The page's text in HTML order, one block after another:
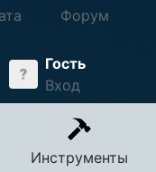
Форум
Гость
Вход
Инструменты